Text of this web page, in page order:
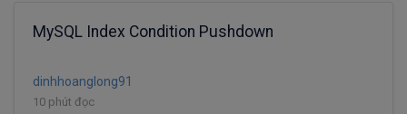
MySQL Index Condition Pushdown
dinhhoanglong91
10 phút đọc